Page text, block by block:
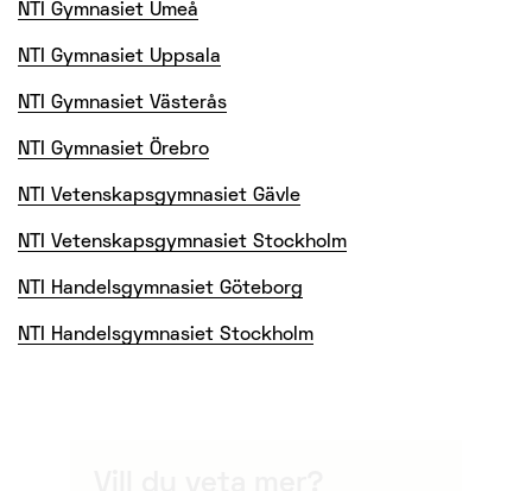
NTI Gymnasiet Umeå
NTI Gymnasiet Uppsala
NTI Gymnasiet Västerås
NTI Gymnasiet Örebro
NTI Vetenskapsgymnasiet Gävle
NTI Vetenskapsgymnasiet Stockholm
NTI Handelsgymnasiet Göteborg
NTI Handelsgymnasiet Stockholm